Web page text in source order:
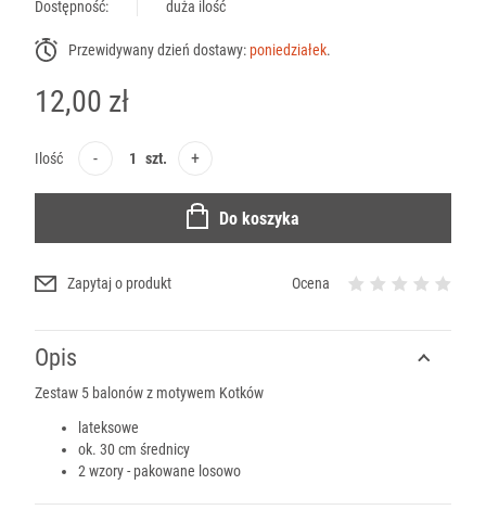
Dostępność: duża ilość
Przewidywany dzień dostawy: poniedziałek.
12,00 zł
Ilość - szt. +
Do koszyka
Zapytaj o produkt Ocena
Opis
Zestaw 5 balonów z motywem Kotków
lateksowe
ok. 30 cm średnicy
2 wzory - pakowane losowo